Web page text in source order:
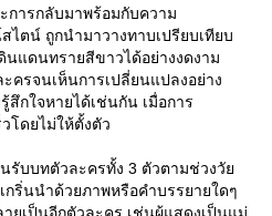
การกลับมาพร้อมกับความ
ไตน์ ถูกนำมาวางทาบเปรียบเทียบ
นแดนทรายสีขาวได้อย่างงดงาม
ครจนเห็นการเปลี่ยนแปลงอย่าง
กใจหายได้เช่นกัน เมื่อการ
โดยไม่ให้ตั้งตัว
รับบทตัวละครทั้ง 3 ตัวตามช่วงวั
ริ่นนำด้วยภาพหรือคำบรรยายใดๆ
ยเป็นอีกตัวละคร เช่นผู้แสดงเป็นแม่